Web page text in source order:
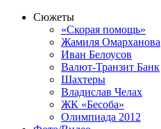
Сюжеты
«Скорая помощь»
Жамиля Омарханова
Иван Белоусов
Валют-Транзит Банк
Шахтеры
Владислав Челах
ЖК «Бесоба»
Олимпиада 2012